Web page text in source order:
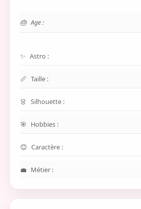
Age :
Astro :
Taille :
Silhouette :
Hobbies :
Caractère :
Métier :